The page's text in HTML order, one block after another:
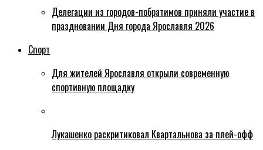
Делегации из городов-побратимов приняли участие в
праздновании Дня города Ярославля 2026
Спорт
Для жителей Ярославля открыли современную
спортивную площадку
Лукашенко раскритиковал Квартальнова за плей-офф